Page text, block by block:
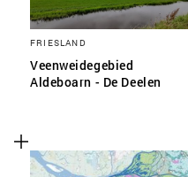
FRIESLAND
Veenweidegebied
Aldeboarn - De Deelen